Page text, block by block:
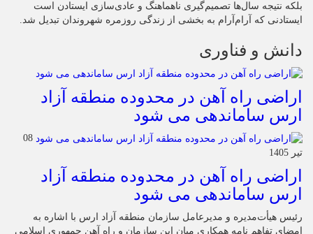
بلکه نتیجه سال‌ها تصمیم‌گیری ناهماهنگ و عادی‌سازی ایستادن است
ایستادنی که آرام‌آرام به بخشی از زندگی روزمره شهروندان تبدیل شد.
دانش و فناوری
اراضی راه آهن در محدوده منطقه آزاد
ارس ساماندهی می شود
08
تیر 1405
اراضی راه آهن در محدوده منطقه آزاد
ارس ساماندهی می شود
رئیس هیأت‌مدیره و مدیرعامل سازمان منطقه آزاد ارس با اشاره به
امضای تفاهم نامه همکاری میان این سازمان و راه آهن جمهوری اسلامی